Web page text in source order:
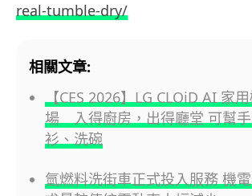
real-tumble-dry/
相關文章:
【CES 2026】LG CLOiD AI 家
場 入得廚房，出得廳堂 可幫
衫、洗碗
氫燃料洗街車正式投入服務 機